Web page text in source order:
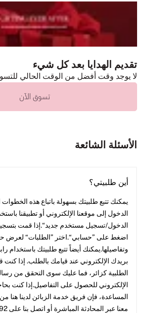
تقديم الهدايا بعد كل شيء
لا يوجد وقت أفضل من الوقت الحالي
تسوق الآن
الأسئلة الشائعة
أين طلبيتي؟
يمكنك تتبع طلبيتك بسهولة باتباع هذه
الدخول إلى موقعنا الإلكتروني أو تطبيقنا
الدخول/تسجيل مستخدم جديد“.إذا قمت
اضغط على ”حسابي“.اختر ”الطلبات“ لعرض
وتفاصيلها.يمكنك أيضاً تتبع طلبيتك باستخدام
بريدك الإلكتروني عند قيامك بالطلب. إذا كنت
الطلبية كزائر، فما عليك سوى التحقق من رسالة
الإلكتروني للحصول على التفاصيل.إذا كنت
المساعدة، فإن فريق خدمة الزبائن لدينا
معنا عبر المحادثة المباشرة أو اتصل بنا على 80074292.